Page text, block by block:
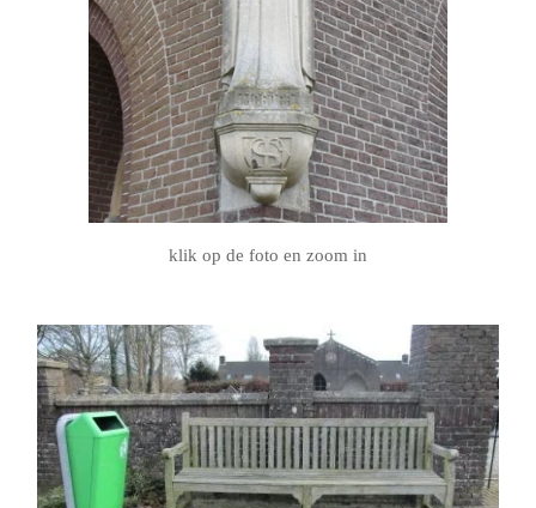
klik op de foto en zoom in